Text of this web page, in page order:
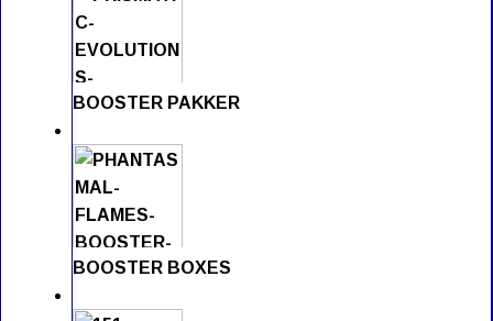
BOOSTER PAKKER
BOOSTER BOXES